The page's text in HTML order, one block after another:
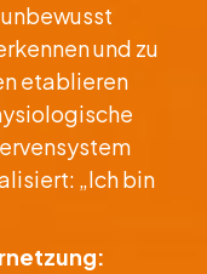
und zu
etablieren
„Ich bin